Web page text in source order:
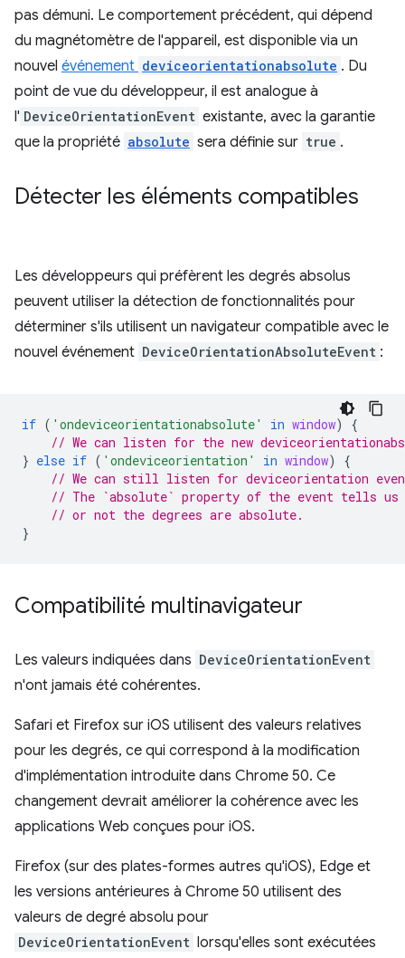
pas démuni. Le comportement précédent, qui dépend
du magnétomètre de l'appareil, est disponible via un
nouvel événement deviceorientationabsolute . Du
point de vue du développeur, il est analogue à
l' DeviceOrientationEvent existante, avec la garantie
que la propriété absolute sera définie sur true .
Détecter les éléments compatibles
Les développeurs qui préfèrent les degrés absolus
peuvent utiliser la détection de fonctionnalités pour
déterminer s'ils utilisent un navigateur compatible avec le
nouvel événement DeviceOrientationAbsoluteEvent :
if ( 'ondeviceorientationabsolute' in window)
{
// We can listen for the new
} else if ( 'ondeviceorientation' in window)
{
// We can still listen for deviceorientation
// The `absolute` property of the event tells us
// or not the degrees are absolute.
}
Compatibilité multinavigateur
Les valeurs indiquées dans DeviceOrientationEvent
n'ont jamais été cohérentes.
Safari et Firefox sur iOS utilisent des valeurs relatives
pour les degrés, ce qui correspond à la modification
d'implémentation introduite dans Chrome 50. Ce
changement devrait améliorer la cohérence avec les
applications Web conçues pour iOS.
Firefox (sur des plates-formes autres qu'iOS), Edge et
les versions antérieures à Chrome 50 utilisent des
valeurs de degré absolu pour
DeviceOrientationEvent lorsqu'elles sont exécutées